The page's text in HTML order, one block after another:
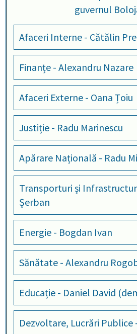
guvernul
Afaceri Interne - Cătălin
Finanțe - Alexandru Nazare
Afaceri Externe - Oana Țoiu
Justiție - Radu Marinescu
Apărare Națională - Radu
Transporturi și
Șerban
Energie - Bogdan Ivan
Sănătate - Alexandru
Educație - Daniel David
Dezvoltare, Lucrări Publice